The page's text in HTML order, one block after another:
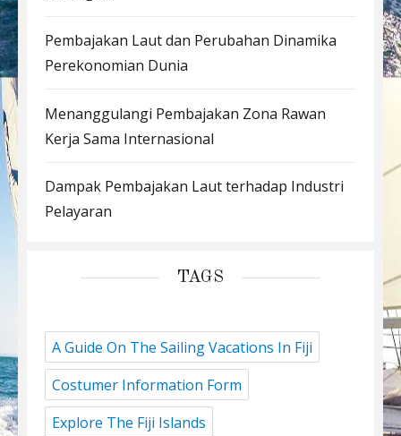
Pembajakan Laut dan Perubahan Dinamika
Perekonomian Dunia
Menanggulangi Pembajakan Zona Rawan
Kerja Sama Internasional
Dampak Pembajakan Laut terhadap Industri
Pelayaran
TAGS
A Guide On The Sailing Vacations In Fiji
Costumer Information Form
Explore The Fiji Islands